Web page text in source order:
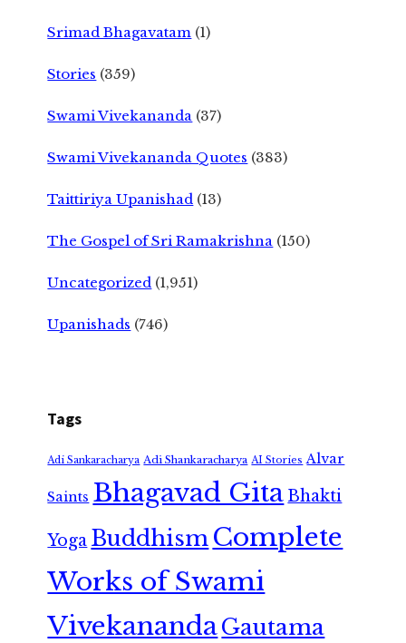
Srimad Bhagavatam (1)
Stories (359)
Swami Vivekananda (37)
Swami Vivekananda Quotes (383)
Taittiriya Upanishad (13)
The Gospel of Sri Ramakrishna (150)
Uncategorized (1,951)
Upanishads (746)
Tags
Adi Sankaracharya Adi Shankaracharya AI Stories Alvar
Saints Bhagavad GitaBhakti
Yoga Buddhism Complete
Works of Swami
VivekanandaGautama